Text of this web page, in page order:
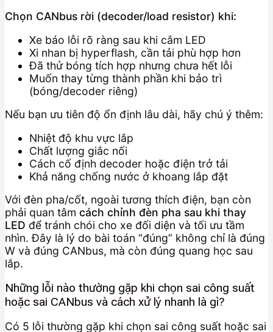
Chọn CANbus rời (decoder/load resistor) khi:
Xe báo lỗi rõ ràng sau khi cắm LED
Xi nhan bị hyperflash, cần tải phù hợp hơn
Đã thử bóng tích hợp nhưng chưa hết lỗi
Muốn thay từng thành phần khi bảo trì
(bóng/decoder riêng)
Nếu bạn ưu tiên độ ổn định lâu dài, hãy chú ý thêm:
Nhiệt độ khu vực lắp
Chất lượng giắc nối
Cách cố định decoder hoặc điện trở tải
Khả năng chống nước ở khoang lắp đặt
Với đèn pha/cốt, ngoài tương thích điện, bạn còn
phải quan tâm cách chỉnh đèn pha sau khi thay
LED để tránh chói cho xe đối diện và tối ưu tầm
nhìn. Đây là lý do bài toán “đúng” không chỉ là đúng
W và đúng CANbus, mà còn đúng quang học sau
lắp.
Những lỗi nào thường gặp khi chọn sai công suất
hoặc sai CANbus và cách xử lý nhanh là gì?
Có 5 lỗi thường gặp khi chọn sai công suất hoặc sai